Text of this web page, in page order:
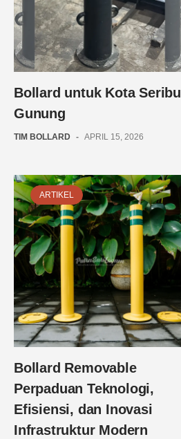
Bollard untuk Kota Seribu
Gunung
TIM BOLLARD - APRIL 15, 2026
ARTIKEL
Bollard Removable
Perpaduan Teknologi,
Efisiensi, dan Inovasi
Infrastruktur Modern